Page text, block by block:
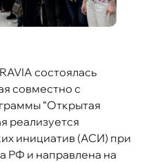
состоялась
совместно с
“Открытая
реализуется
инициатив (АСИ) при
РФ и направлена на